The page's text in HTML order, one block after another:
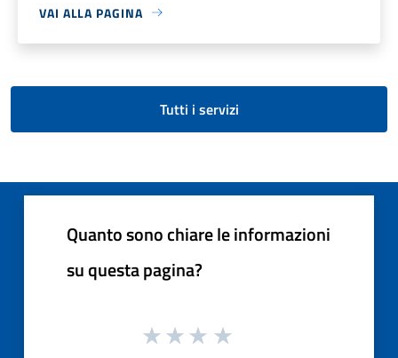
VAI ALLA PAGINA
Tutti i servizi
Quanto sono chiare le informazioni
su questa pagina?